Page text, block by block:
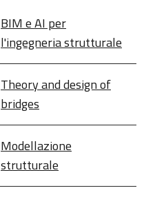
BIM e AI per
l'ingegneria strutturale
Theory and design of
bridges
Modellazione
strutturale